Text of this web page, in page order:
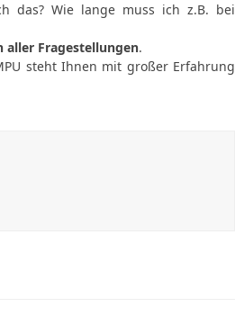
das? Wie lange muss ich z.B. bei
aller Fragestellungen.
steht Ihnen mit großer Erfahrung